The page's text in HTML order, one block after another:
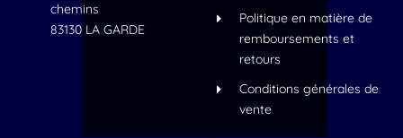
Politique en matière de
remboursements et
retours
Conditions générales de
vente
chemins
83130 LA GARDE